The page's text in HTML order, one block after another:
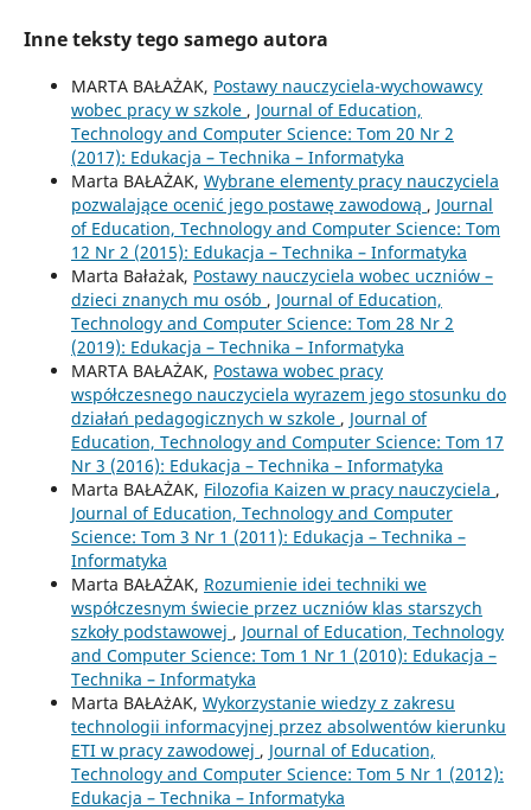
Inne teksty tego samego autora
MARTA BAŁAŻAK, Postawy nauczyciela-wychowawcy
wobec pracy w szkole , Journal of Education,
Technology and Computer Science: Tom 20 Nr 2
(2017): Edukacja – Technika – Informatyka
Marta BAŁAŻAK, Wybrane elementy pracy nauczyciela
pozwalające ocenić jego postawę zawodową , Journal
of Education, Technology and Computer Science: Tom
12 Nr 2 (2015): Edukacja – Technika – Informatyka
Marta Bałażak, Postawy nauczyciela wobec uczniów –
dzieci znanych mu osób , Journal of Education,
Technology and Computer Science: Tom 28 Nr 2
(2019): Edukacja – Technika – Informatyka
MARTA BAŁAŻAK, Postawa wobec pracy
współczesnego nauczyciela wyrazem jego stosunku do
działań pedagogicznych w szkole , Journal of
Education, Technology and Computer Science: Tom 17
Nr 3 (2016): Edukacja – Technika – Informatyka
Marta BAŁAŻAK, Filozofia Kaizen w pracy nauczyciela ,
Journal of Education, Technology and Computer
Science: Tom 3 Nr 1 (2011): Edukacja – Technika –
Informatyka
Marta BAŁAŻAK, Rozumienie idei techniki we
współczesnym świecie przez uczniów klas starszych
szkoły podstawowej , Journal of Education, Technology
and Computer Science: Tom 1 Nr 1 (2010): Edukacja –
Technika – Informatyka
Marta BAŁAżAK, Wykorzystanie wiedzy z zakresu
technologii informacyjnej przez absolwentów kierunku
ETI w pracy zawodowej , Journal of Education,
Technology and Computer Science: Tom 5 Nr 1 (2012):
Edukacja – Technika – Informatyka